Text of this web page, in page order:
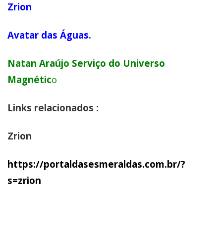
Zrion
Avatar das Águas.
Natan Araújo Serviço do Universo
Magnético
Links relacionados :
Zrion
https://portaldasesmeraldas.com.br/?
s=zrion